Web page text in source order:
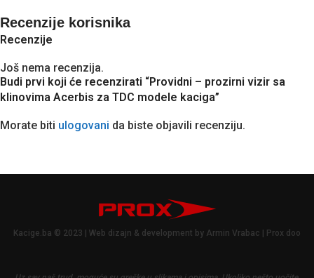
Recenzije korisnika
Recenzije
Još nema recenzija.
Budi prvi koji će recenzirati “Providni – prozirni vizir sa
klinovima Acerbis za TDC modele kaciga”
Morate biti ulogovani da biste objavili recenziju.
Kacige.ba © 2023 | Web dizajn & development by Armin Vrabac | Prox doo